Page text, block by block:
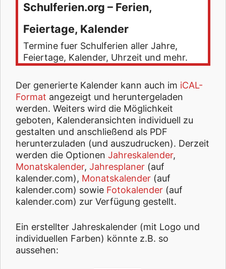
Schulferien.org – Ferien,
Feiertage, Kalender
Termine fuer Schulferien aller Jahre,
Feiertage, Kalender, Uhrzeit und mehr.
Der generierte Kalender kann auch im iCAL-
Format angezeigt und heruntergeladen
werden. Weiters wird die Möglichkeit
geboten, Kalenderansichten individuell zu
gestalten und anschließend als PDF
herunterzuladen (und auszudrucken). Derzeit
werden die Optionen Jahreskalender,
Monatskalender, Jahresplaner (auf
kalender.com), Monatskalender (auf
kalender.com) sowie Fotokalender (auf
kalender.com) zur Verfügung gestellt.
Ein erstellter Jahreskalender (mit Logo und
individuellen Farben) könnte z.B. so
aussehen: